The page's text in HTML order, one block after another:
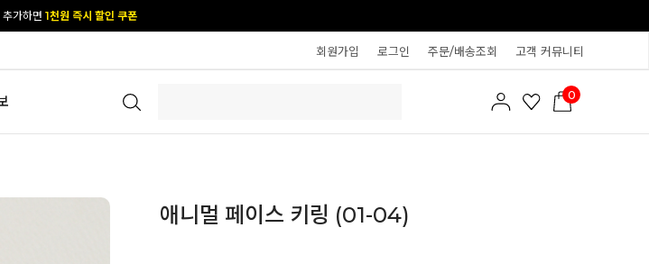
가하면 1천원 즉시 할인 쿠폰
회원가입 로그인 주문/배송조회 고객 커뮤니티
0
애니멀 페이스 키링 (01-04)